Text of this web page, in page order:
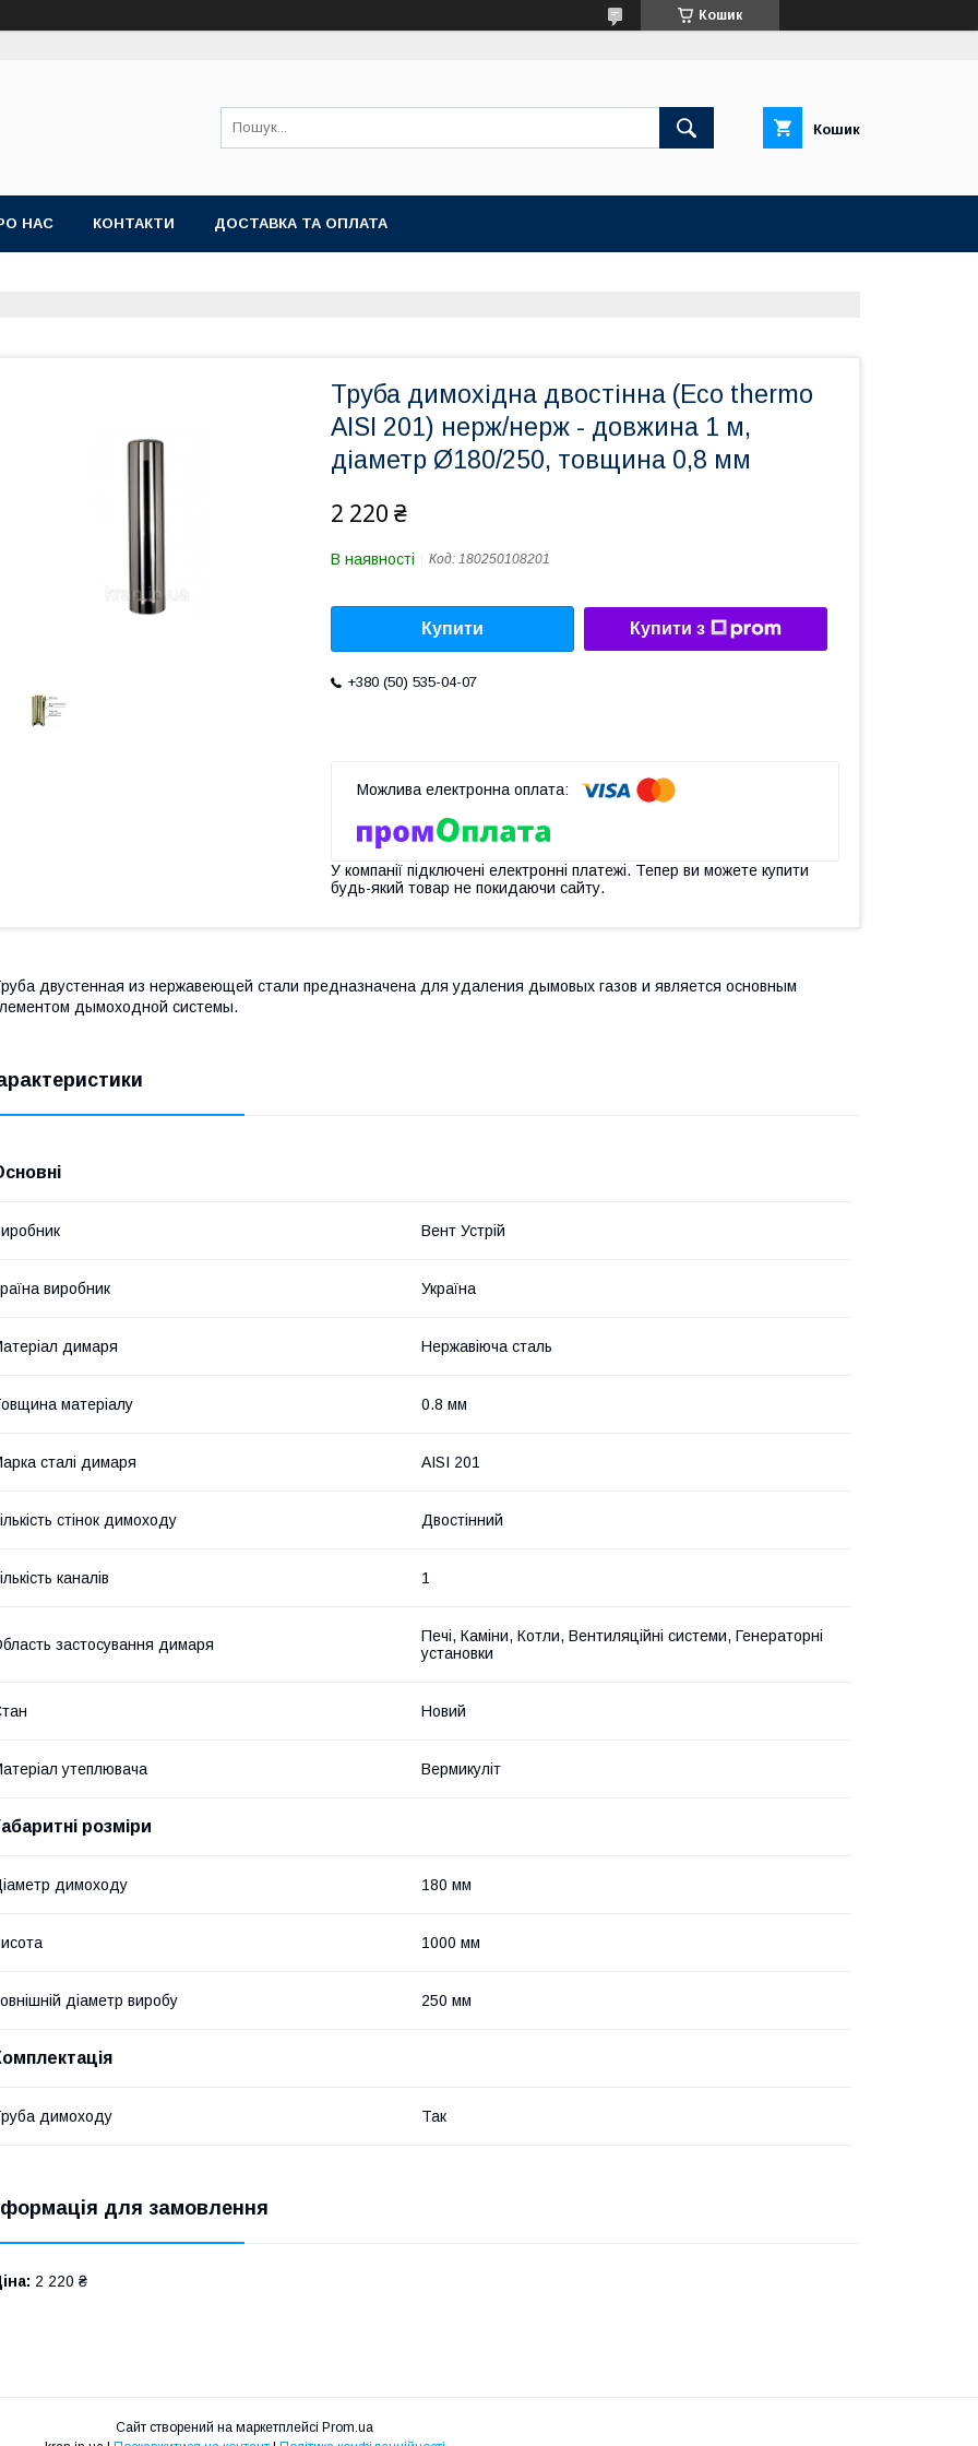
Кошик
Кошик
НАС КОНТАКТИ ДОСТАВКА ТА ОПЛАТА
Труба димохідна двостінна (Eco thermo
AISI 201) нерж/нерж - довжина 1 м,
діаметр Ø180/250, товщина 0,8 мм
2 220 ₴
В наявності Код: 180250108201
Купити Купити з
+380 (50) 535-04-07
У компанії підключені електронні платежі. Тепер ви можете купити
будь-який товар не покидаючи сайту.
двустенная из нержавеющей стали предназначена для удаления дымовых газов и является основным
дымоходной системы.
Вент Устрій
виробник Україна
димаря Нержавіюча сталь
матеріалу 0.8 мм
сталі димаря AISI 201
стінок димоходу Двостінний
каналів 1
застосування димаря
Печі, Каміни, Котли, Вентиляційні системи, Генераторні
установки
Новий
утеплювача Вермикуліт
розміри
димоходу 180 мм
1000 мм
діаметр виробу 250 мм
димоходу Так
для замовлення
2 220 ₴
Сайт створений на маркетплейсі Prom.ua